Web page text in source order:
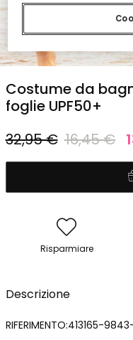
Costume da
foglie UPF50+
32,95 € 16,45 €
Risparmiare
Descrizione
RIFERIMENTO:413165-